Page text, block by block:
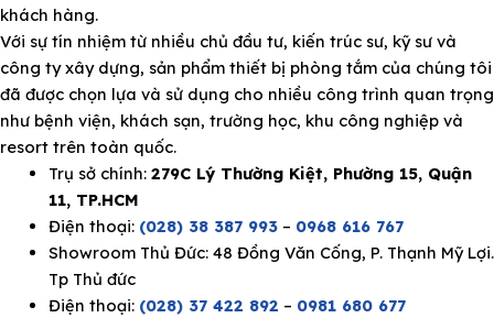
khách hàng.
Với sự tín nhiệm từ nhiều chủ đầu tư, kiến trúc sư, kỹ sư và
công ty xây dựng, sản phẩm thiết bị phòng tắm của chúng tôi
đã được chọn lựa và sử dụng cho nhiều công trình quan trọng
như bệnh viện, khách sạn, trường học, khu công nghiệp và
resort trên toàn quốc.
Trụ sở chính​: 279C Lý Thường Kiệt, Phường 15, Quận
11, TP.HCM​
Điện thoại: (028) 38 387 993– 0968 616 767​
Showroom Thủ Đức​: 48 Đồng Văn Cống, P. Thạnh Mỹ Lợi.
Tp Thủ đức
Điện thoại: (028) 37 422 892 – 0981 680 677